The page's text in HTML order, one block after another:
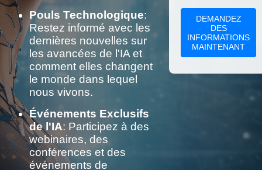
Pouls Technologique:
Restez informé avec les
dernières nouvelles sur
les avancées de l'IA et
comment elles changent
le monde dans lequel
nous vivons.
Événements Exclusifs
de l'IA: Participez à des
webinaires, des
conférences et des
événements de
DEMANDEZ
DES
INFORMATIONS
MAINTENANT